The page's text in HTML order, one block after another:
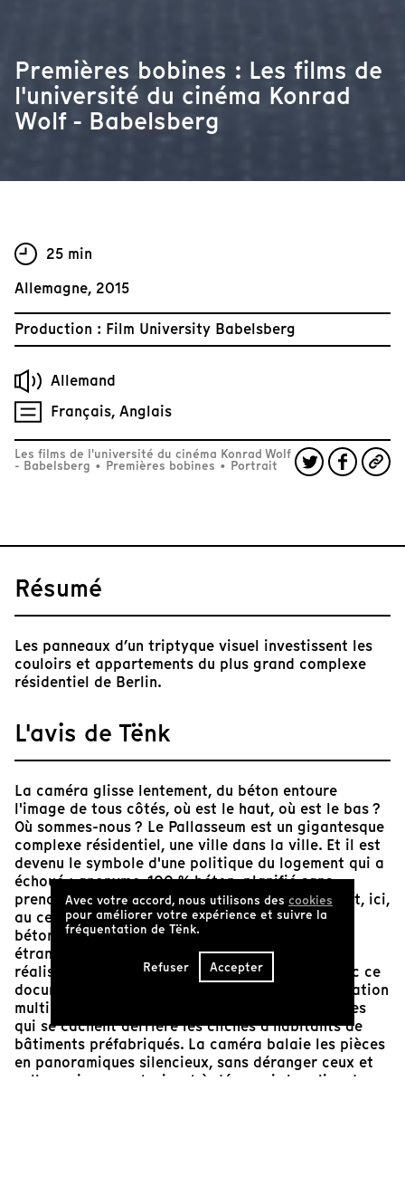
Premières bobines : Les films de
l'université du cinéma Konrad
Wolf - Babelsberg
25 min
Allemagne, 2015
Production : Film University Babelsberg
Allemand
Français, Anglais
Les films de l'université du cinéma Konrad Wolf
- Babelsberg • Premières bobines • Portrait
Résumé
Les panneaux d’un triptyque visuel investissent les
couloirs et appartements du plus grand complexe
résidentiel de Berlin.
L'avis de Tënk
La caméra glisse lentement, du béton entoure
l'image de tous côtés, où est le haut, où est le bas ?
Où sommes-nous ? Le Pallasseum est un gigantesque
complexe résidentiel, une ville dans la ville. Et il est
devenu le symbole d'une politique du logement qui a
échoué : anonyme, 100 % béton, planifié sans
prendre en compte les besoins humains. Pourtant, ici,
au centre de Berlin, la vie bat entre les murs de
béton apparent, même si les gens ont l'air
étrangement petits entre les hauts murs nus. Le
réalisateur Manuel Inacker inspecte ce lieu, avec ce
documentaire qui se décline aussi en une installation
multi-écrans. Il part à la recherche des personnes
qui se cachent derrière les clichés d'habitants de
bâtiments préfabriqués. La caméra balaie les pièces
en panoramiques silencieux, sans déranger ceux et
celles qui nous autorisent à découvrir leur lieu de
Avec votre accord, nous utilisons des cookies
pour améliorer votre expérience et suivre la
fréquentation de Tënk.
Refuser Accepter